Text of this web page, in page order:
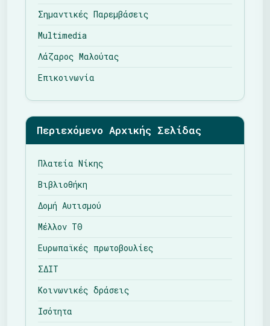
Σημαντικές Παρεμβάσεις
Multimedia
Λάζαρος Μαλούτας
Επικοινωνία
Περιεχόμενο Αρχικής Σελίδας
Πλατεία Νίκης
Βιβλιοθήκη
Δομή Αυτισμού
Μέλλον ΤΘ
Ευρωπαϊκές πρωτοβουλίες
ΣΔΙΤ
Κοινωνικές δράσεις
Ισότητα